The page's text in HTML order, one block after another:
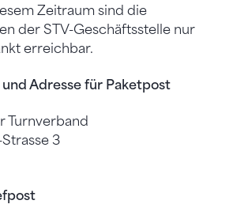
Zeitraum sind die
der STV-Geschäftsstelle nur
erreichbar.
Adresse für Paketpost
Turnverband
3